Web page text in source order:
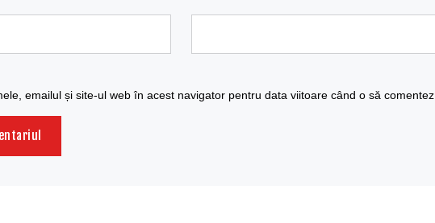
emailul și site-ul web în acest navigator pentru data viitoare când o să comentez.